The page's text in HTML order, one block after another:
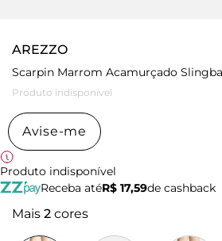
AREZZO
Scarpin Marrom Acamurçado
Produto indisponível
Avise-me
Produto indisponível
Receba atéR$ 17,59de cashback
Mais 2 cores